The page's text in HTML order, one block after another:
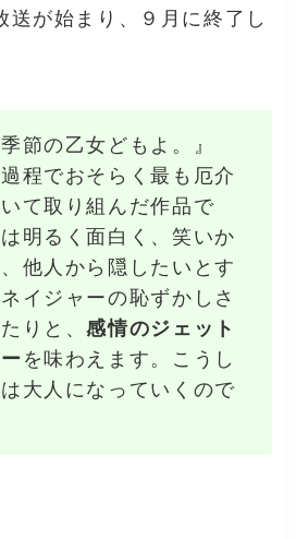
送が始まり、９月に終了し
季節の乙女どもよ。』
程でおそらく最も厄介
て取り組んだ作品で
明るく面白く、笑いか
他人から隠したいとす
イジャーの恥ずかしさ
りと、感情のジェット
を味わえます。こうし
大人になっていくので